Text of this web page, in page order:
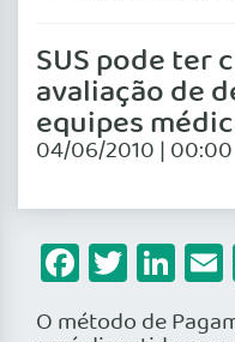
SUS pode ter
avaliação de
equipes
04/06/2010 | 00:00
O método de